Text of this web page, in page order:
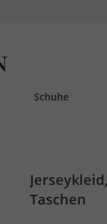
Schuhe
Taschen